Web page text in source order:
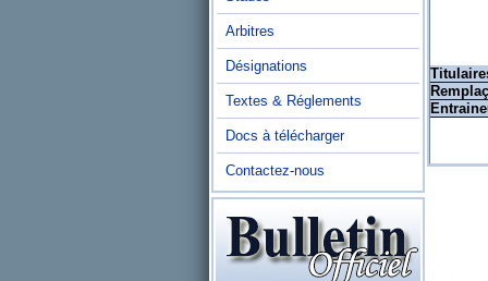
Arbitres
Désignations
Textes & Réglements
Docs à télécharger
Contactez-nous